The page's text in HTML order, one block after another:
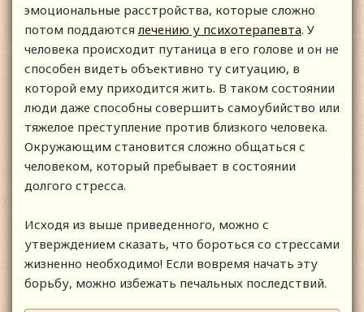
эмоциональные расстройства, которые сложно
потом поддаютсялечению у психотерапевта. У
человека происходит путаница в его голове и он не
способен видеть объективно ту ситуацию, в
которой ему приходится жить. В таком состоянии
люди даже способны совершить самоубийство или
тяжелое преступление против близкого человека.
Окружающим становится сложно общаться с
человеком, который пребывает в состоянии
долгого стресса.
Исходя из выше приведенного, можно с
утверждением сказать, что бороться со стрессами
жизненно необходимо! Если вовремя начать эту
борьбу, можно избежать печальных последствий.